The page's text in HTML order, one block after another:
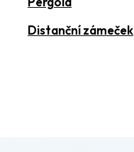
Distanční zámeček